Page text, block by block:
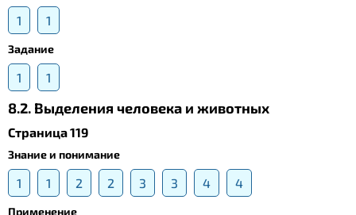
1 1
Задание
1 1
8.2. Выделения человека и животных
Страница 119
Знание и понимание
1 1 2 2 3 3 4 4
Применение